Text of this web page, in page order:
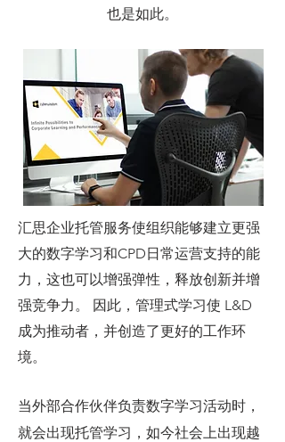
也是如此。
汇思企业托管服务使组织能够建立更强
大的数字学习和CPD日常运营支持的能
力，这也可以增强弹性，释放创新并增
强竞争力。 因此，管理式学习使 L&D
成为推动者，并创造了更好的工作环
境。
当外部合作伙伴负责数字学习活动时，
就会出现托管学习，如今社会上出现越